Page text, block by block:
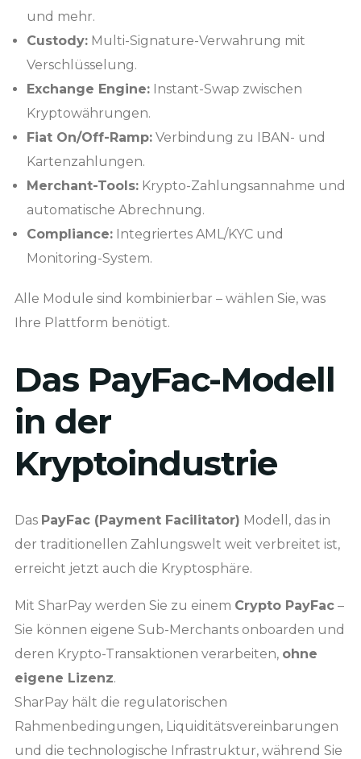
und mehr.
Custody: Multi-Signature-Verwahrung mit
Verschlüsselung.
Exchange Engine: Instant-Swap zwischen
Kryptowährungen.
Fiat On/Off-Ramp: Verbindung zu IBAN- und
Kartenzahlungen.
Merchant-Tools: Krypto-Zahlungsannahme und
automatische Abrechnung.
Compliance: Integriertes AML/KYC und
Monitoring-System.
Alle Module sind kombinierbar – wählen Sie, was
Ihre Plattform benötigt.
Das PayFac-Modell
in der
Kryptoindustrie
Das PayFac (Payment Facilitator) Modell, das in
der traditionellen Zahlungswelt weit verbreitet ist,
erreicht jetzt auch die Kryptosphäre.
Mit SharPay werden Sie zu einem Crypto PayFac –
Sie können eigene Sub-Merchants onboarden und
deren Krypto-Transaktionen verarbeiten, ohne
eigene Lizenz.
SharPay hält die regulatorischen
Rahmenbedingungen, Liquiditätsvereinbarungen
und die technologische Infrastruktur, während Sie